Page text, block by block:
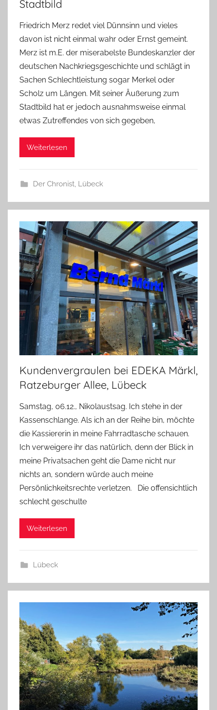
Stadtbild
Friedrich Merz redet viel Dünnsinn und vieles
davon ist nicht einmal wahr oder Ernst gemeint.
Merz ist m.E. der miserabelste Bundeskanzler der
deutschen Nachkriegsgeschichte und schlägt in
Sachen Schlechtleistung sogar Merkel oder
Scholz um Längen. Mit seiner Äußerung zum
Stadtbild hat er jedoch ausnahmsweise einmal
etwas Zutreffendes von sich gegeben,
Weiterlesen
Der Chronist, Lübeck
Kundenvergraulen bei EDEKA Märkl,
Ratzeburger Allee, Lübeck
Samstag, 06.12., Nikolaustsag. Ich stehe in der
Kassenschlange. Als ich an der Reihe bin, möchte
die Kassiererin in meine Fahrradtasche schauen.
Ich verweigere ihr das natürlich, denn der Blick in
meine Privatsachen geht die Dame nicht nur
nichts an, sondern würde auch meine
Persönlichkeitsrechte verletzen. Die offensichtlich
schlecht geschulte
Weiterlesen
Lübeck